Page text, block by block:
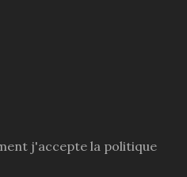
j'accepte la politique